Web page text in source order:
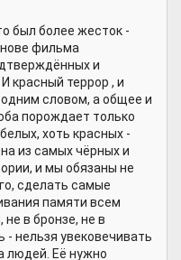
был более жесток -
фильма
и
красный террор , и
словом, а общее и
порождает только
хоть красных -
из самых чёрных и
и мы обязаны не
сделать самые
памяти всем
в бронзе, не в
нельзя увековечивать
людей. Её нужно